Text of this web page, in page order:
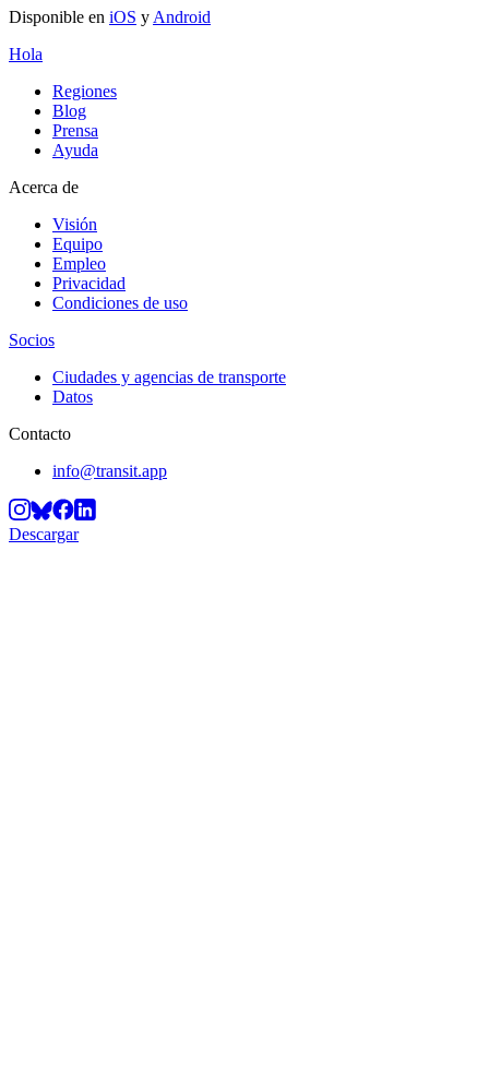
Disponible en iOS y Android
Hola
Regiones
Blog
Prensa
Ayuda
Acerca de
Visión
Equipo
Empleo
Privacidad
Condiciones de uso
Socios
Ciudades y agencias de transporte
Datos
Contacto
info@transit.app
Descargar